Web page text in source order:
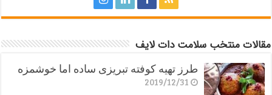
مقالات منتخب سلامت دات لایف
طرز تهیه کوفته تبریزی ساده اما خوشمزه
2019/12/31